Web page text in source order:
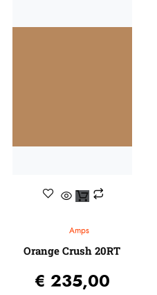
Amps
Orange Crush 20RT
€ 235,00